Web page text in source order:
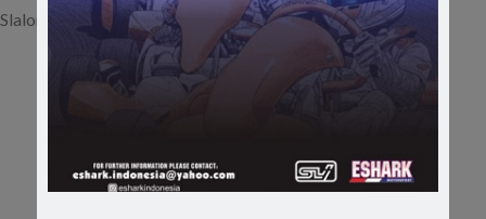
Slalom (INCS) 2015 akan…